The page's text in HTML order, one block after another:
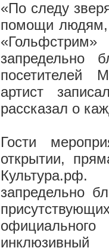
«По следу
помощи людям,
запредельно
посетителей
артист
рассказал о
Гости
открытии,
запредельно